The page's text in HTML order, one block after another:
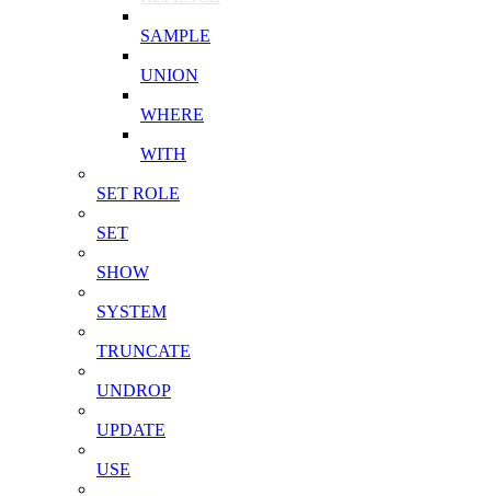
SAMPLE
UNION
WHERE
WITH
SET ROLE
SET
SHOW
SYSTEM
TRUNCATE
UNDROP
UPDATE
USE